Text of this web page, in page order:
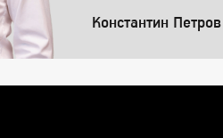
Константин Петров